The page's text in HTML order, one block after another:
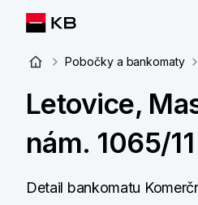
Pobočky a bankomaty
Letovice,
nám. 1065/11
Detail bankomatu